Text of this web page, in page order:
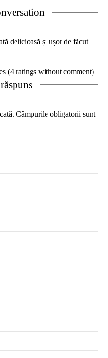
delicioasă și ușor de făcut
(4 ratings without comment)
Câmpurile obligatorii sunt